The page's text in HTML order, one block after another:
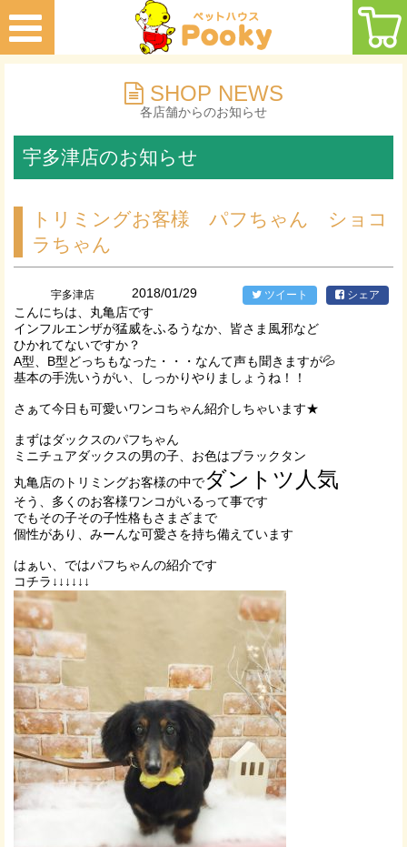
SHOP NEWS
各店舗からのお知らせ
宇多津店のお知らせ
トリミングお客様 パフちゃん ショコ
ラちゃん
宇多津店 2018/01/29 ツイート シェア
こんにちは、丸亀店です
インフルエンザが猛威をふるうなか、皆さま風邪など
ひかれてないですか？
A型、B型どっちもなった・・・なんて声も聞きますが💦
基本の手洗いうがい、しっかりやりましょうね！！
さぁて今日も可愛いワンコちゃん紹介しちゃいます★
まずはダックスのパフちゃん
ミニチュアダックスの男の子、お色はブラックタン
丸亀店のトリミングお客様の中でダントツ人気
そう、多くのお客様ワンコがいるって事です
でもその子その子性格もさまざまで
個性があり、みーんな可愛さを持ち備えています
はぁい、ではパフちゃんの紹介です
コチラ↓↓↓↓↓↓